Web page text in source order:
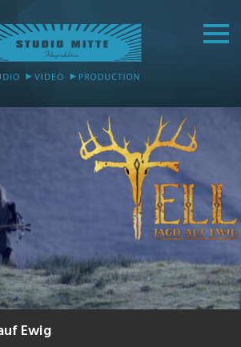
Ewig